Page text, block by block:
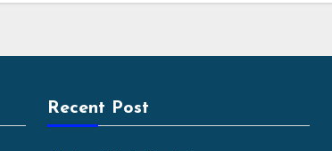
Recent Post